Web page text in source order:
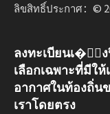
ลิขสิทธิ์ประกาศ：©
ลงทะเบียนเ�ั้ง
เลือกเฉพาะที่มีใ
อากาศในท้องถิ่
เราโดยตรง